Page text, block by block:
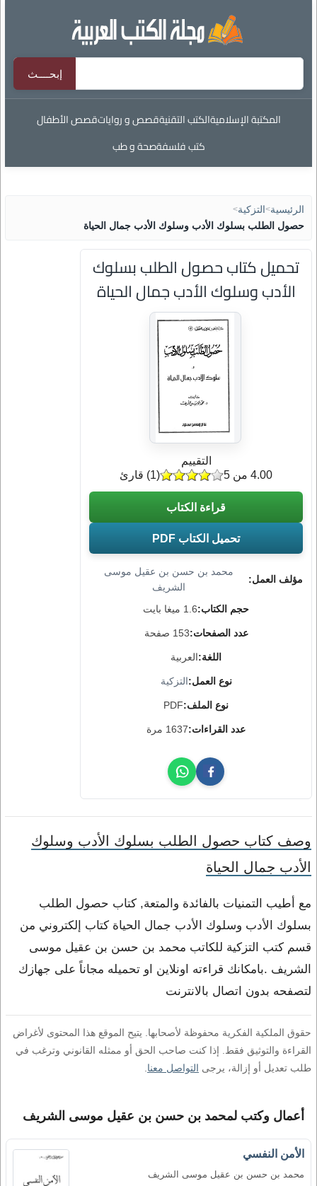
المكتبة الإسلاميةالكتب التقنيةقصص و رواياتقصص الأطفال
كتب فلسفةصحة و طب
الرئيسية> التزكية>
حصول الطلب بسلوك الأدب وسلوك الأدب جمال الحياة
تحميل كتاب حصول الطلب بسلوك
الأدب وسلوك الأدب جمال الحياة
مؤلف العمل:
محمد بن حسن بن عقيل موسى
الشريف
حجم الكتاب:1.6 ميغا بايت
عدد الصفحات:153 صفحة
اللغة:العربية
نوع العمل:التزكية
نوع الملف:PDF
عدد القراءات:1637 مرة
التقييم
(
1) قارئ 4.00 من 5
قراءة الكتاب
تحميل الكتاب PDF
وصف كتاب حصول الطلب بسلوك الأدب وسلوك
الأدب جمال الحياة
مع أطيب التمنيات بالفائدة والمتعة, كتاب حصول الطلب
بسلوك الأدب وسلوك الأدب جمال الحياة كتاب إلكتروني من
قسم كتب التزكية للكاتب محمد بن حسن بن عقيل موسى
الشريف .بامكانك قراءته اونلاين او تحميله مجاناً على جهازك
لتصفحه بدون اتصال بالانترنت
حقوق الملكية الفكرية محفوظة لأصحابها. يتيح الموقع هذا المحتوى لأغراض
القراءة والتوثيق فقط. إذا كنت صاحب الحق أو ممثله القانوني وترغب في
طلب تعديل أو إزالة، يرجى التواصل معنا
أعمال وكتب لمحمد بن حسن بن عقيل موسى الشريف
الأمن النفسي
محمد بن حسن بن عقيل موسى الشريف